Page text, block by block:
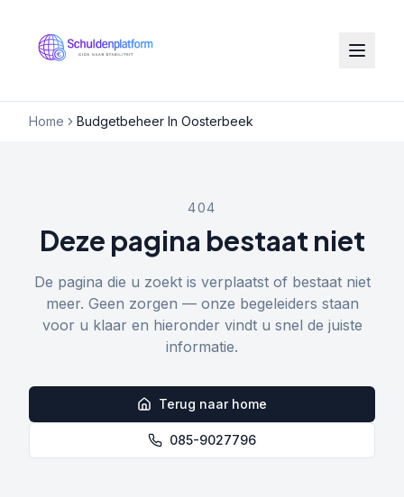
Home Budgetbeheer In Oosterbeek
404
Deze pagina bestaat niet
De pagina die u zoekt is verplaatst of bestaat niet
meer. Geen zorgen — onze begeleiders staan
voor u klaar en hieronder vindt u snel de juiste
informatie.
Terug naar home
085-9027796